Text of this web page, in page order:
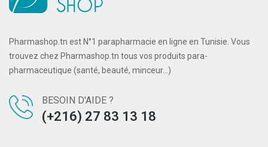
Pharmashop.tn est N°1 parapharmacie en ligne en Tunisie. Vous
trouvez chez Pharmashop.tn tous vos produits para-
pharmaceutique (santé, beauté, minceur...)
BESOIN D'AIDE ?
(+216) 27 83 13 18